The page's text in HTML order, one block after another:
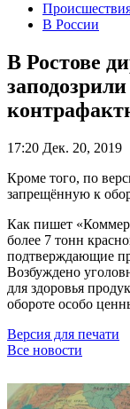
В России
В Ростове
17:20 Дек. 20, 2019
Кроме того, по
запрещённую к
Как пишет
более 7 тонн
подтверждающие
Возбуждено
для здоровья
обороте особо
Версия для печати
Все новости